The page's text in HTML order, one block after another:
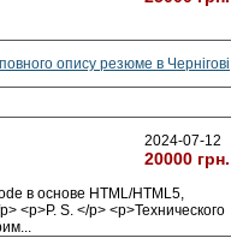
опису резюме в Чернігові
2024-07-12
20000 грн.
в основе HTML/HTML5,
<p>P. S. </p> <p>Технического
...